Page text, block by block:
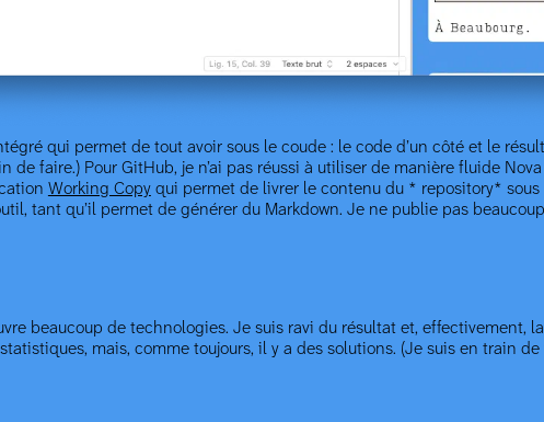
qui permet de tout avoir sous le coude : le code d’un côté et le
faire.) Pour GitHub, je n’ai pas réussi à utiliser de manière fluide
Working Copyqui permet de livrer le contenu du * repository* sous
tant qu’il permet de générer du Markdown. Je ne publie pas
beaucoup de technologies. Je suis ravi du résultat et, effectivement, la
mais, comme toujours, il y a des solutions. (Je suis en train de